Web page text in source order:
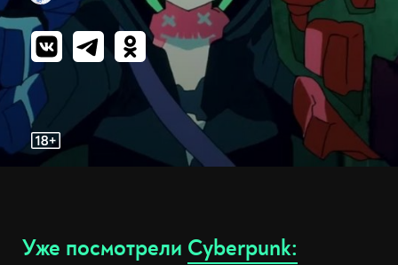
Уже посмотрели Cyberpunk: